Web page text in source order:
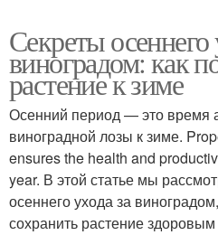
Секреты осеннего
виноградом: как
растение к зиме
Осенний период — это время
виноградной лозы к зиме.
ensures the health and
year. В этой статье мы
осеннего ухода за
сохранить растение